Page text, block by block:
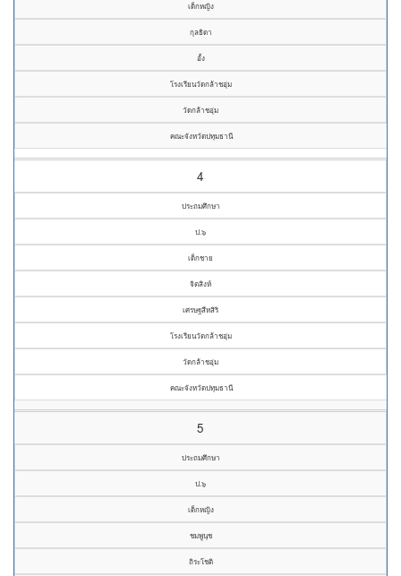
เด็กหญิง
กุลธิดา
อั้ง
โรงเรียนวัดกล้าชอุ่ม
วัดกล้าชอุ่ม
คณะจังหวัดปทุมธานี
4
ประถมศึกษา
ป.๖
เด็กชาย
จิตสิงห์
เศรษฐสีหสิริ
โรงเรียนวัดกล้าชอุ่ม
วัดกล้าชอุ่ม
คณะจังหวัดปทุมธานี
5
ประถมศึกษา
ป.๖
เด็กหญิง
ชมพูนุช
ถิระโชติ